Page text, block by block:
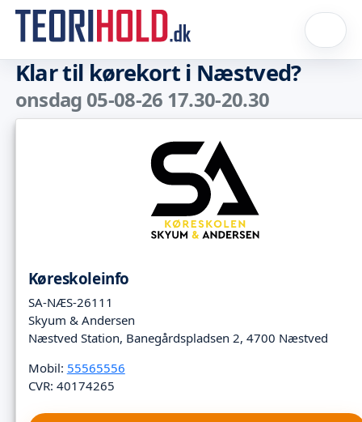
Klar til kørekort i Næstved?
onsdag 05-08-26 17.30-20.30
Køreskoleinfo
SA-NÆS-26111
Skyum & Andersen
Næstved Station, Banegårdspladsen 2, 4700 Næstved
Mobil: 55565556
CVR: 40174265